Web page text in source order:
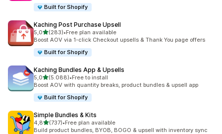
Built for Shopify
Kaching Post Purchase Upsell
5,05 yıldız üzerinden
(283)
toplam 283 değerlendirme
•Free plan available
Boost AOV via 1-click Checkout upsells & Thank You page offers
Built for Shopify
Kaching Bundles App & Upsells
5,05 yıldız üzerinden
(5.088)
toplam 5088 değerlendirme
•Free to install
Boost AOV with quantity breaks, product bundles & upsell app
Built for Shopify
Simple Bundles & Kits
4,85 yıldız üzerinden
(737)
toplam 737 değerlendirme
•Free plan available
Build product bundles, BYOB, BOGO & upsell with inventory sync